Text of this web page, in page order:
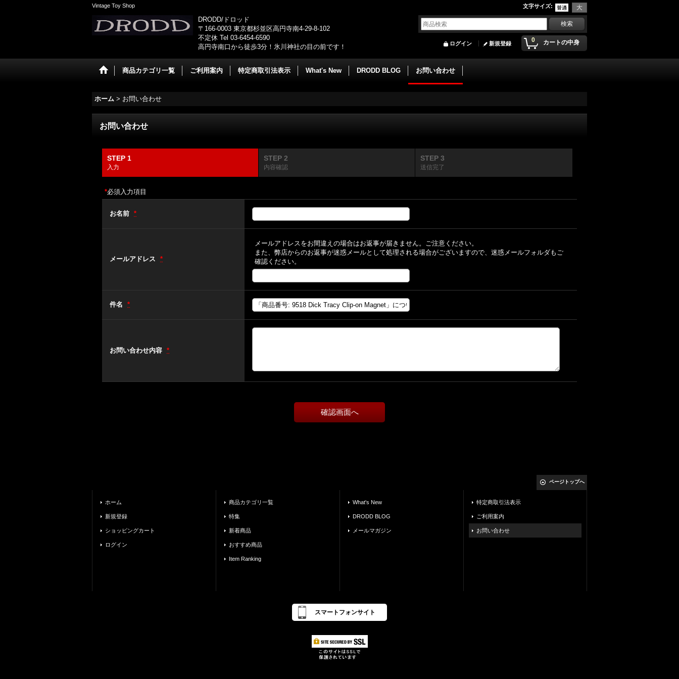
Vintage Toy Shop 文字サイズ:
DRODD/ドロッド
〒166-0003 東京都杉並区高円寺南4-29-8-102
不定休 Tel 03-6454-6590
高円寺南口から徒歩3分！氷川神社の目の前です！
0 カートの中身
ログイン 新規登録
商品カテゴリ一覧 ご利用案内 特定商取引法表示 What's New DRODD BLOG お問い合わせ
ホーム > お問い合わせ
お問い合わせ
STEP 1
入力
STEP 2
内容確認
STEP 3
送信完了
*必須入力項目
お名前 *
メールアドレス *
メールアドレスをお間違えの場合はお返事が届きません。ご注意ください。
また、弊店からのお返事が迷惑メールとして処理される場合がございますので、迷惑メールフォルダもご
確認ください。
件名 *
お問い合わせ内容 *
ページトップへ
ホーム
新規登録
ショッピングカート
ログイン
商品カテゴリ一覧
特集
新着商品
おすすめ商品
Item Ranking
What's New
DRODD BLOG
メールマガジン
特定商取引法表示
ご利用案内
お問い合わせ
スマートフォンサイト